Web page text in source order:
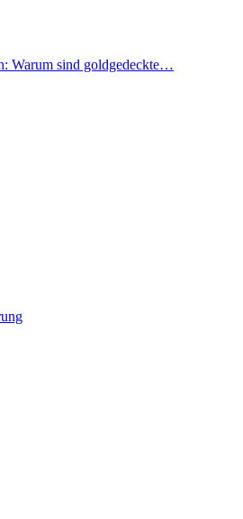
Warum sind goldgedeckte…